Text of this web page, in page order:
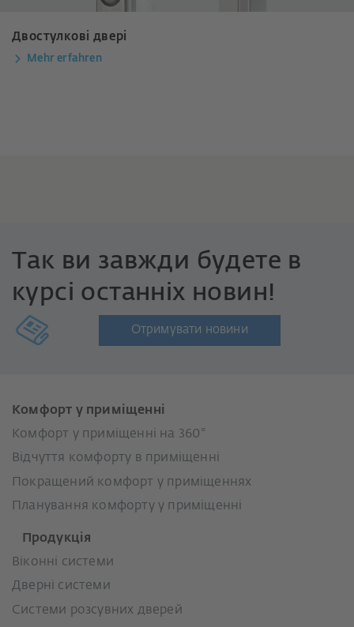
Двостулкові двері
Mehr erfahren
Так ви завжди будете в
курсі останніх новин!
Отримувати новини
Комфорт у приміщенні
Комфорт у приміщенні на 360°
Відчуття комфорту в приміщенні
Покращений комфорт у приміщеннях
Планування комфорту у приміщенні
Продукція
Віконні системи
Дверні системи
Системи розсувних дверей